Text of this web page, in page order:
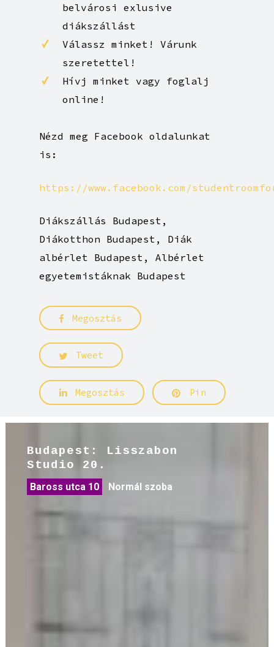
belvárosi exlusive
diákszállást
Válassz minket! Várunk
szeretettel!
Hívj minket vagy foglalj
online!
Nézd meg Facebook oldalunkat
is:
https://www.facebook.com/
Diákszállás Budapest,
Diákotthon Budapest, Diák
albérlet Budapest, Albérlet
egyetemistáknak Budapest
Megosztás
Tweet
Megosztás Pin
Baross utca 10 Normál szoba
Budapest: Lisszabon
Studio 20.